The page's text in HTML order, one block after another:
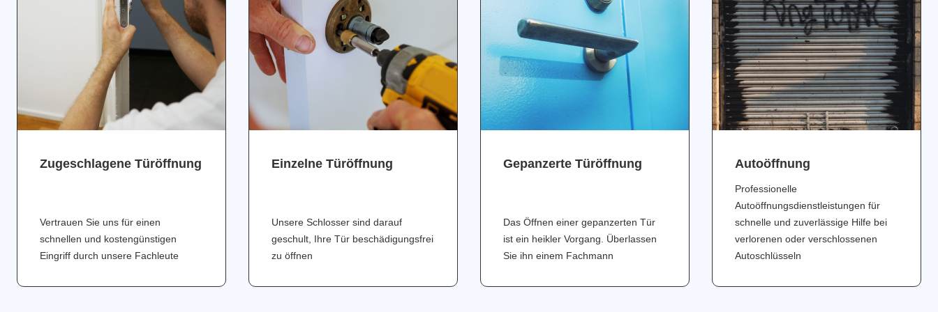
Zugeschlagene Türöffnung
Vertrauen Sie uns für einen
schnellen und kostengünstigen
Eingriff durch unsere Fachleute
Einzelne Türöffnung
Unsere Schlosser sind darauf
geschult, Ihre Tür beschädigungsfrei
zu öffnen
Gepanzerte Türöffnung
Das Öffnen einer gepanzerten Tür
ist ein heikler Vorgang. Überlassen
Sie ihn einem Fachmann
Аutoöffnung
Professionelle
Autoöffnungsdienstleistungen für
schnelle und zuverlässige Hilfe bei
verlorenen oder verschlossenen
Autoschlüsseln